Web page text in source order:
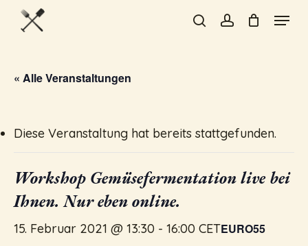
Skip
content
searchaccount
Menu
« Alle Veranstaltungen
Diese Veranstaltung hat bereits stattgefunden.
Workshop Gemüsefermentation live bei
Ihnen. Nur eben online.
15. Februar 2021 @ 13:30 - 16:00 CETEURO55